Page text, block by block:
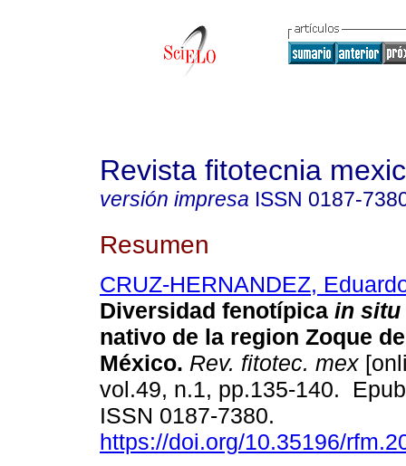
Revista fitotecnia
versión impresa ISSN 0187-
Resumen
CRUZ-HERNANDEZ,
Diversidad fenotípica in situ
nativo de la region Zoque
México. Rev. fitotec. mex
vol.49, n.1, pp.135-140.
ISSN 0187-7380.
https://doi.org/10.35196/